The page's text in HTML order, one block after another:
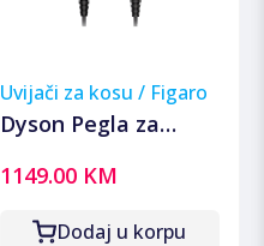
Uvijači za kosu / Figaro
Dyson Pegla za
Airstrait SE Red
Velvet/Gold
1149.00 KM
Dodaj u korpu